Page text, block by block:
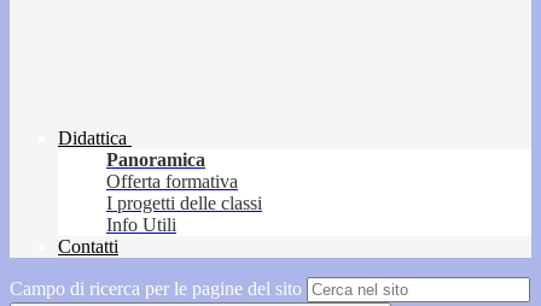
Didattica
Panoramica
Offerta formativa
I progetti delle classi
Info Utili
Contatti
Campo di ricerca per le pagine del sito